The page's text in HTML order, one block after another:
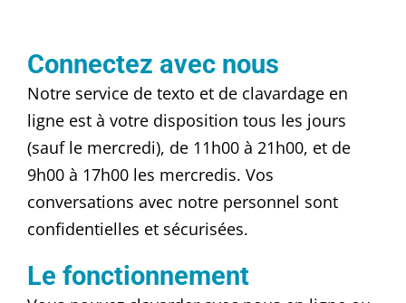
Connectez avec nous
Notre service de texto et de clavardage en
ligne est à votre disposition tous les jours
(sauf le mercredi), de 11h00 à 21h00, et de
9h00 à 17h00 les mercredis. Vos
conversations avec notre personnel sont
confidentielles et sécurisées.
Le fonctionnement